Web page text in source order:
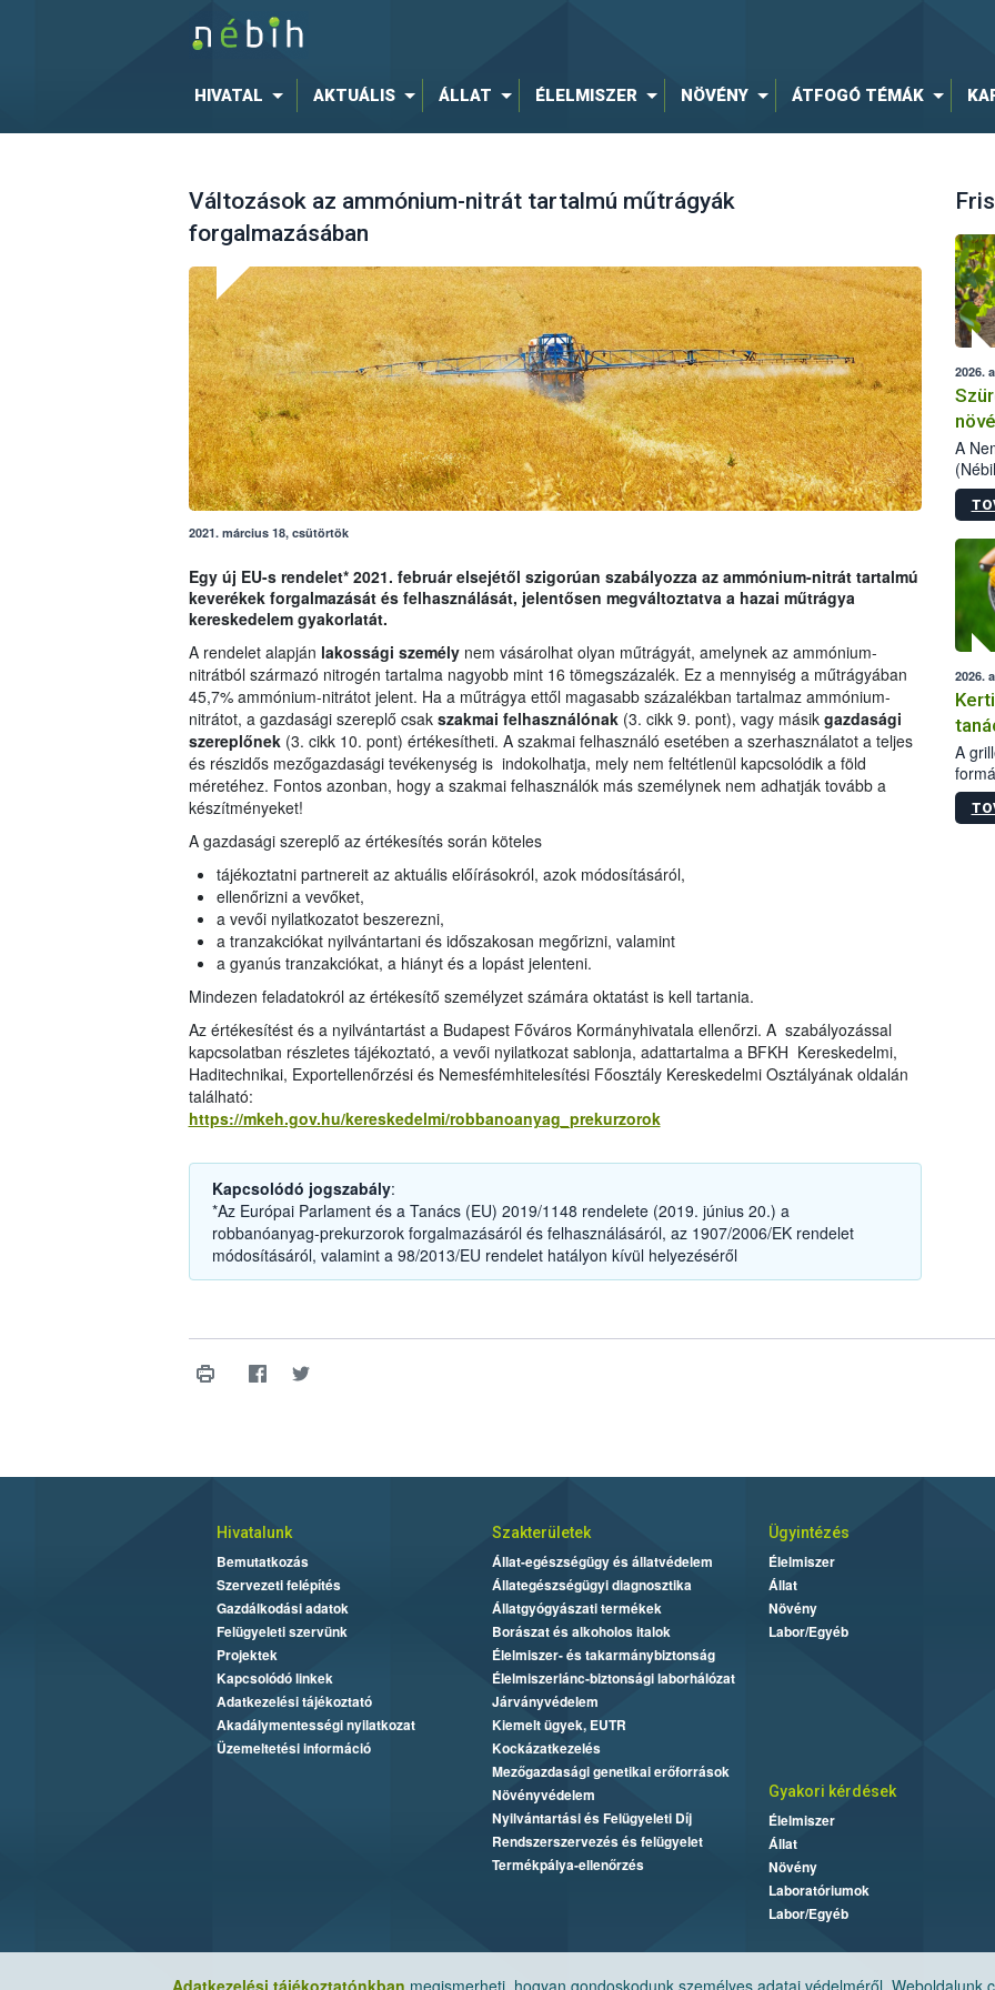
HIVATAL AKTUÁLIS ÁLLAT ÉLELMISZER NÖVÉNY ÁTFOGÓ TÉMÁK
Változások az ammónium-nitrát tartalmú műtrágyák
forgalmazásában
2021. március 18, csütörtök
Egy új EU-s rendelet* 2021. február elsejétől szigorúan szabályozza az ammónium-nitrát tartalmú
keverékek forgalmazását és felhasználását, jelentősen megváltoztatva a hazai műtrágya
kereskedelem gyakorlatát.
A rendelet alapján lakossági személynem vásárolhat olyan műtrágyát, amelynek az ammónium-
nitrátból származó nitrogén tartalma nagyobb mint 16 tömegszázalék. Ez a mennyiség a műtrágyában
45,7% ammónium-nitrátot jelent. Ha a műtrágya ettől magasabb százalékban tartalmaz ammónium-
nitrátot, a gazdasági szereplő csak szakmai felhasználónak(3. cikk 9. pont), vagy másik gazdasági
szereplőnek(3. cikk 10. pont) értékesítheti. A szakmai felhasználó esetében a szerhasználatot a teljes
és részidős mezőgazdasági tevékenység is indokolhatja, mely nem feltétlenül kapcsolódik a föld
méretéhez. Fontos azonban, hogy a szakmai felhasználók más személynek nem adhatják tovább a
készítményeket!
A gazdasági szereplő az értékesítés során köteles
tájékoztatni partnereit az aktuális előírásokról, azok módosításáról,
ellenőrizni a vevőket,
a vevői nyilatkozatot beszerezni,
a tranzakciókat nyilvántartani és időszakosan megőrizni, valamint
a gyanús tranzakciókat, a hiányt és a lopást jelenteni.
Mindezen feladatokról az értékesítő személyzet számára oktatást is kell tartania.
Az értékesítést és a nyilvántartást a Budapest Főváros Kormányhivatala ellenőrzi. A szabályozással
kapcsolatban részletes tájékoztató, a vevői nyilatkozat sablonja, adattartalma a BFKH Kereskedelmi,
Haditechnikai, Exportellenőrzési és Nemesfémhitelesítési Főosztály Kereskedelmi Osztályának oldalán
található:
https://mkeh.gov.hu/kereskedelmi/robbanoanyag_prekurzorok
Kapcsolódó jogszabály:
*Az Európai Parlament és a Tanács (EU) 2019/1148 rendelete (2019. június 20.) a
robbanóanyag-prekurzorok forgalmazásáról és felhasználásáról, az 1907/2006/EK rendelet
módosításáról, valamint a 98/2013/EU rendelet hatályon kívül helyezéséről
2026.
A
Az
2026.
A
Adatkezelési tájékoztatónkban megismerheti, hogyan gondoskodunk személyes adatai védelméről. Weboldalunk
Hivatalunk
Bemutatkozás
Szervezeti felépítés
Gazdálkodási adatok
Felügyeleti szervünk
Projektek
Kapcsolódó linkek
Adatkezelési tájékoztató
Akadálymentességi nyilatkozat
Üzemeltetési információ
Szakterületek
Állat-egészségügy és állatvédelem
Állategészségügyi diagnosztika
Állatgyógyászati termékek
Borászat és alkoholos italok
Élelmiszer- és takarmánybiztonság
Élelmiszerlánc-biztonsági laborhálózat
Járványvédelem
Kiemelt ügyek, EUTR
Kockázatkezelés
Mezőgazdasági genetikai erőforrások
Növényvédelem
Nyilvántartási és Felügyeleti Díj
Rendszerszervezés és felügyelet
Termékpálya-ellenőrzés
Ügyintézés
Élelmiszer
Állat
Növény
Labor/Egyéb
Gyakori kérdések
Élelmiszer
Állat
Növény
Laboratóriumok
Labor/Egyéb